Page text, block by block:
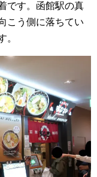
です。函館駅の真
こう側に落ちてい
。